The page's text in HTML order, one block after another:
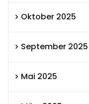
Oktober 2025
September 2025
Mai 2025